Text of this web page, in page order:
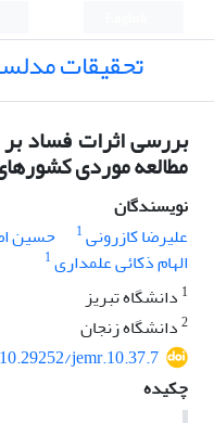
تحقیقات
بررسی اثرات فساد
مطالعه موردی
نویسندگان
علیرضا کازرونی1 حسین
الهام ذکائی علمداری1
1 دانشگاه تبریز
2دانشگاه زنجان
10.29252/jemr.10.37.7
چکیده